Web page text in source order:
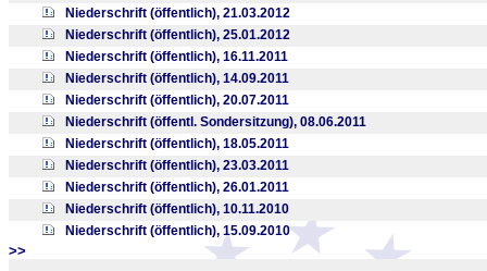
Niederschrift (öffentlich), 21.03.2012
Niederschrift (öffentlich), 25.01.2012
Niederschrift (öffentlich), 16.11.2011
Niederschrift (öffentlich), 14.09.2011
Niederschrift (öffentlich), 20.07.2011
Niederschrift (öffentl. Sondersitzung), 08.06.2011
Niederschrift (öffentlich), 18.05.2011
Niederschrift (öffentlich), 23.03.2011
Niederschrift (öffentlich), 26.01.2011
Niederschrift (öffentlich), 10.11.2010
Niederschrift (öffentlich), 15.09.2010
>>